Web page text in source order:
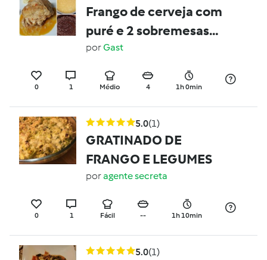
Frango de cerveja com
puré e 2 sobremesas
pudim de Coco e pudim
de chocolate
porGast
0 1 Médio 4 1h 0min
5.0(1)
GRATINADO DE
FRANGO E LEGUMES
poragente secreta
0 1 Fácil -- 1h 10min
5.0(1)